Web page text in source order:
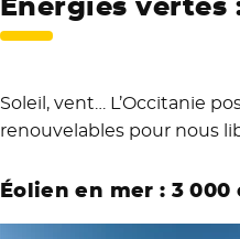
Soleil, vent… L’Occitanie
renouvelables pour nous
Éolien en mer : 3